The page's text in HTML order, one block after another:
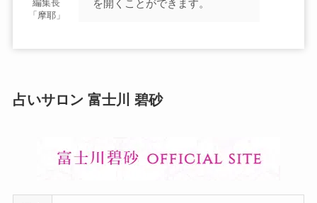
編集長
「摩耶」
を開くことができます。
占いサロン 富士川 碧砂